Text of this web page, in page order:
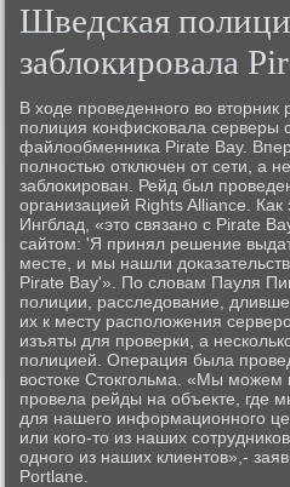
Шведская
заблокировала
В ходе проведенного во вторник
полиция конфисковала серверы
файлообменника Pirate Bay.
полностью отключен от сети, а
заблокирован. Рейд был
организацией Rights Alliance.
Ингблад, «это связано с Pirate
сайтом: 'Я принял решение
месте, и мы нашли
Pirate Bay'». По словам Пауля
полиции, расследование,
их к месту расположения
изъяты для проверки, а
полицией. Операция была
востоке Стокгольма. «Мы можем
провела рейды на объекте, где
для нашего информационного
или кого-то из наших
одного из наших клиентов»,-
Portlane.